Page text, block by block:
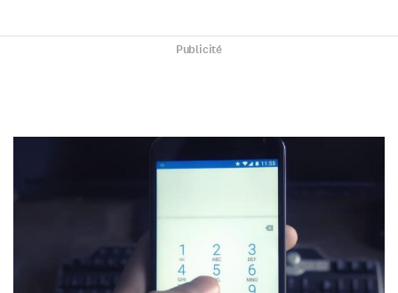
Publicité